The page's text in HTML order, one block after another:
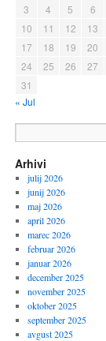
3
4 5 6
10
11 12 13
17
18 19 20
24
25 26 27
31
« Jul
Arhivi
julij 2026
junij 2026
maj 2026
april 2026
marec 2026
februar 2026
januar 2026
december 2025
november 2025
oktober 2025
september 2025
avgust 2025